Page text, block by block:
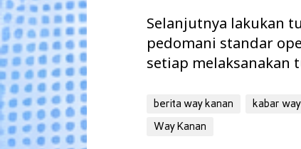
Selanjutnya lakukan
pedomani standar
setiap melaksanakan
berita way kanan kabar
Way Kanan